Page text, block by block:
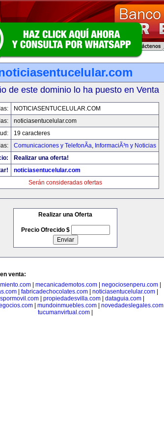
de este dominio lo ha puesto en Venta
NOTICIASENTUCELULAR.COM
noticiasentucelular.com
19 caracteres
Comunicaciones y TelefonÃ­a, InformaciÃ³n y Noticias
Realizar una oferta!
noticiasentucelular.com
Serán consideradas ofertas
Realizar una Oferta
Precio Ofrecido $
venta:
mecanicademotos.com negociosenperu.com
fabricadechocolates.com noticiasentucelular.com
propiedadesvilla.com dataguia.com
mundoinmuebles.com novedadeslegales.com
tucumanvirtual.com